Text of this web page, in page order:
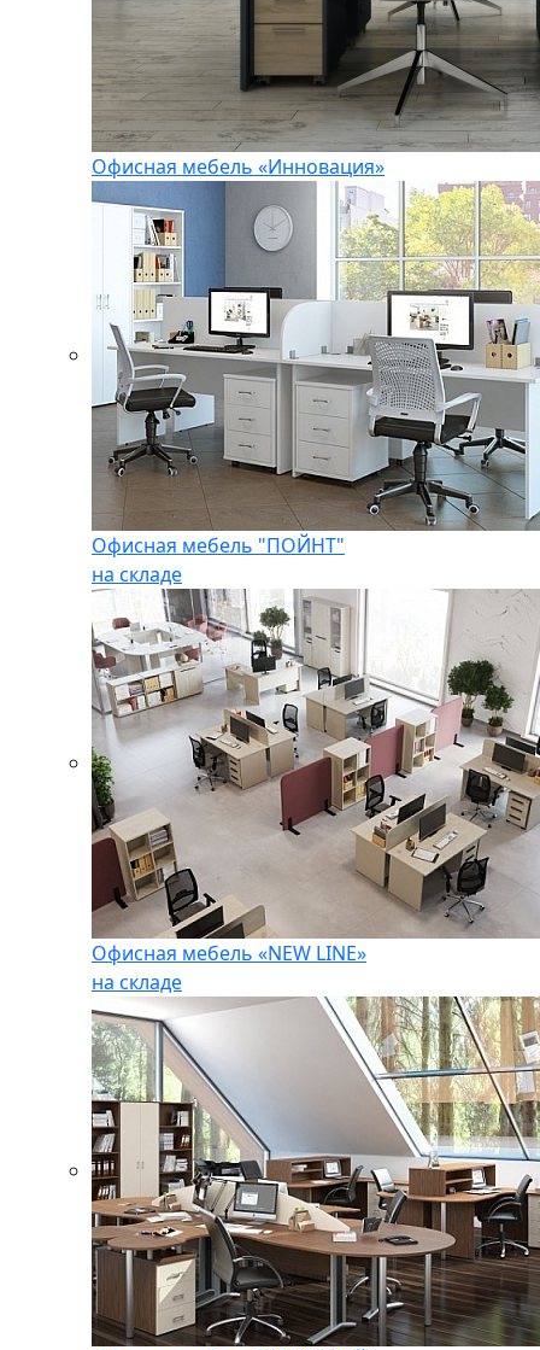
Офисная мебель «Инновация»
Офисная мебель "ПОЙНТ"
на складе
Офисная мебель «NEW LINE»
на складе